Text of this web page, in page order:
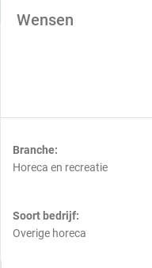
Wensen
Branche:
Horeca en recreatie
Soort bedrijf:
Overige horeca